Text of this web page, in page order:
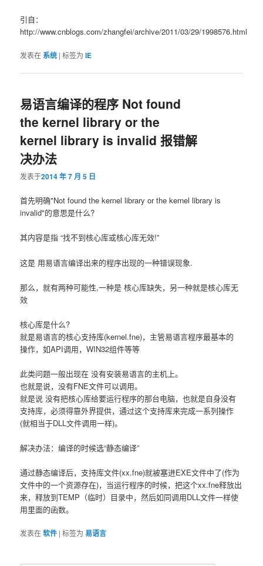
引自：
http://www.cnblogs.com/zhangfei/archive/2011/03/29/1998576.html
发表在系统 |标签为 IE
易语言编译的程序 Not found
the kernel library or the
kernel library is invalid 报错解
决办法
发表于2014 年 7 月 5 日
首先明确"Not found the kernel library or the kernel library is
invalid"的意思是什么?
其内容是指 “找不到核心库或核心库无效!”
这是 用易语言编译出来的程序出现的一种错误现象.
那么，就有两种可能性,一种是 核心库缺失，另一种就是核心库无
效
核心库是什么?
就是易语言的核心支持库(kernel.fne)，主管易语言程序最基本的
操作，如API调用，WIN32组件等等
此类问题一般出现在 没有安装易语言的主机上。
也就是说，没有FNE文件可以调用。
就是说 没有把核心库给要运行程序的那台电脑，也就是自身没有
支持库，必须得靠外界提供，通过这个支持库来完成一系列操作
(就相当于DLL文件调用一样)。
解决办法：编译的时候选“静态编译”
通过静态编译后，支持库文件(xx.fne)就被塞进EXE文件中了(作为
文件中的一个资源存在)，当运行程序的时候，把这个xx.fne释放出
来，释放到TEMP（临时）目录中，然后如同调用DLL文件一样使
用里面的函数。
发表在软件 |标签为 易语言